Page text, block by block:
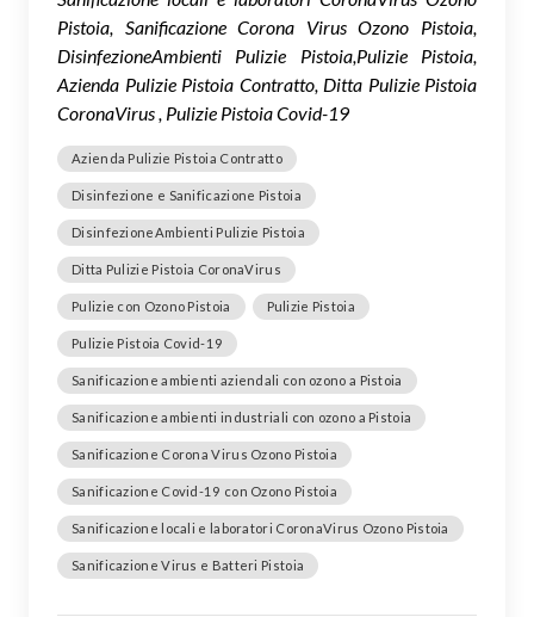
Pistoia, Sanificazione Corona Virus Ozono Pistoia,
DisinfezioneAmbienti Pulizie Pistoia,Pulizie Pistoia,
Azienda Pulizie Pistoia Contratto, Ditta Pulizie Pistoia
CoronaVirus , Pulizie Pistoia Covid-19
Azienda Pulizie Pistoia Contratto
Disinfezione e Sanificazione Pistoia
DisinfezioneAmbienti Pulizie Pistoia
Ditta Pulizie Pistoia CoronaVirus
Pulizie con Ozono Pistoia Pulizie Pistoia
Pulizie Pistoia Covid-19
Sanificazione ambienti aziendali con ozono a Pistoia
Sanificazione ambienti industriali con ozono a Pistoia
Sanificazione Corona Virus Ozono Pistoia
Sanificazione Covid-19 con Ozono Pistoia
Sanificazione locali e laboratori CoronaVirus Ozono Pistoia
Sanificazione Virus e Batteri Pistoia